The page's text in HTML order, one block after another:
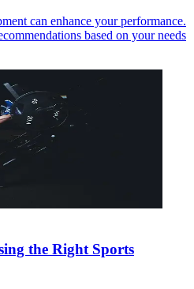
can enhance your performance.
based on your needs
the Right Sports